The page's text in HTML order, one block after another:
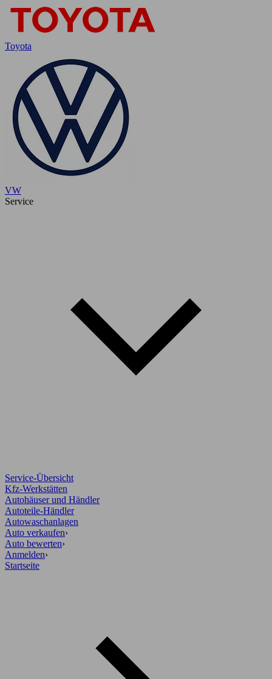
Toyota
VW
Service
Service-Übersicht
Kfz-Werkstätten
Autohäuser und Händler
Autoteile-Händler
Autowaschanlagen
Auto verkaufen›
Auto bewerten›
Anmelden›
Startseite